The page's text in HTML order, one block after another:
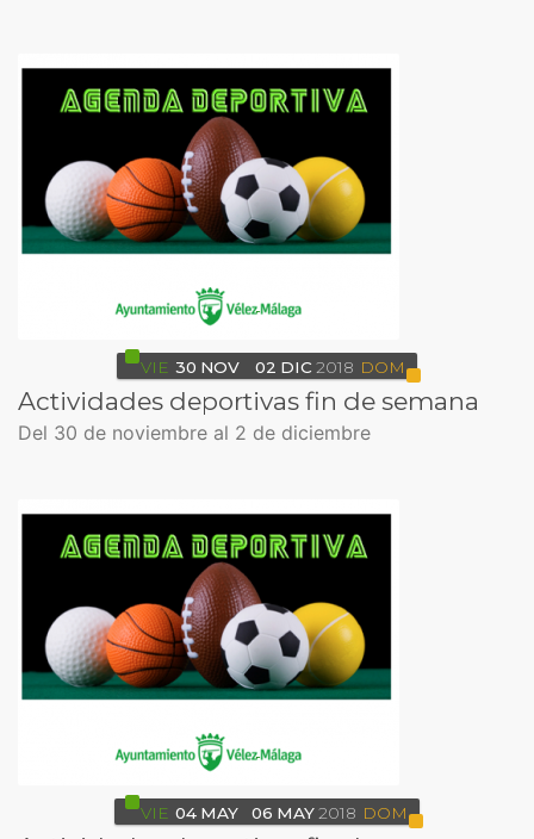
VIE 30 NOV 02 DIC 2018 DOM
Actividades deportivas fin de semana
Del 30 de noviembre al 2 de diciembre
VIE 04 MAY 06 MAY2018 DOM